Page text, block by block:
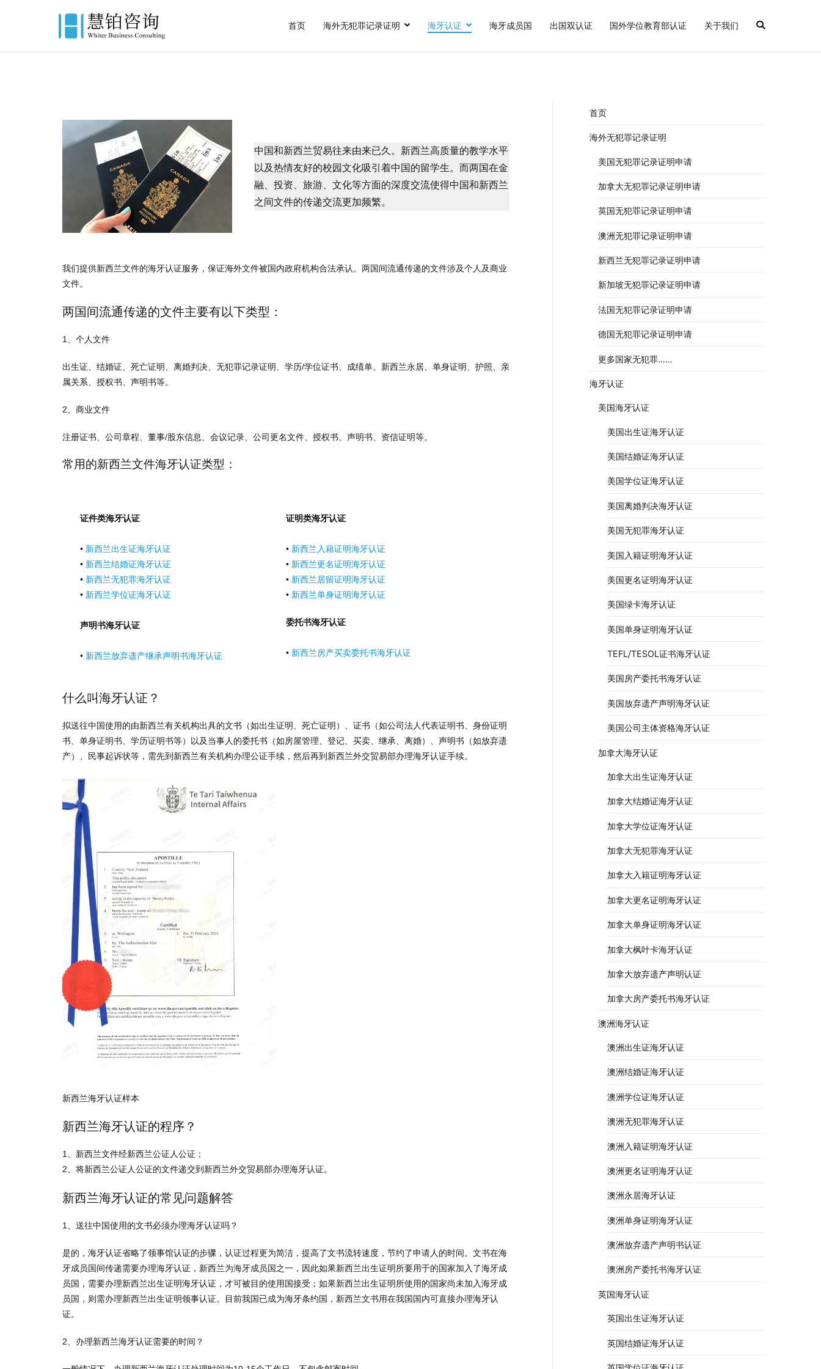
美国出生证认证,美国结婚证认证,FBI美国无犯罪记录证明,英国出生证公证,英国结婚证公证,英国无犯罪记录证明
首页 海外无犯罪记录证明 海牙认证 海牙成员国 出国双认证 国外学位教育部认证 关于我们
中国和新西兰贸易往来由来已久。新西兰高质量的教学水平
以及热情友好的校园文化吸引着中国的留学生。而两国在金
融、投资、旅游、文化等方面的深度交流使得中国和新西兰
之间文件的传递交流更加频繁。
我们提供新西兰文件的海牙认证服务，保证海外文件被国内政府机构合法承认。两国间流通传递的文件涉及个人及商业
文件。
两国间流通传递的文件主要有以下类型：
1、个人文件
出生证、结婚证、死亡证明、离婚判决、无犯罪记录证明、学历/学位证书、成绩单、新西兰永居、单身证明、护照、亲
属关系、授权书、声明书等。
2、商业文件
注册证书、公司章程、董事/股东信息、会议记录、公司更名文件、授权书、声明书、资信证明等。
常用的新西兰文件海牙认证类型：
证件类海牙认证
• 新西兰出生证海牙认证
• 新西兰结婚证海牙认证
• 新西兰无犯罪海牙认证
• 新西兰学位证海牙认证
声明书海牙认证
• 新西兰放弃遗产继承声明书海牙认证
证明类海牙认证
• 新西兰入籍证明海牙认证
• 新西兰更名证明海牙认证
• 新西兰居留证明海牙认证
• 新西兰单身证明海牙认证
委托书海牙认证
• 新西兰房产买卖委托书海牙认证
什么叫海牙认证？
拟送往中国使用的由新西兰有关机构出具的文书（如出生证明、死亡证明）、证书（如公司法人代表证明书、身份证明
书、单身证明书、学历证明书等）以及当事人的委托书（如房屋管理、登记、买卖、继承、离婚）、声明书（如放弃遗
产）、民事起诉状等，需先到新西兰有关机构办理公证手续，然后再到新西兰外交贸易部办理海牙认证手续。
新西兰海牙认证样本
新西兰海牙认证的程序？
1、新西兰文件经新西兰公证人公证；
2、将新西兰公证人公证的文件递交到新西兰外交贸易部办理海牙认证。
新西兰海牙认证的常见问题解答
1、送往中国使用的文书必须办理海牙认证吗？
是的，海牙认证省略了领事馆认证的步骤，认证过程更为简洁，提高了文书流转速度，节约了申请人的时间。文书在海
牙成员国间传递需要办理海牙认证，新西兰为海牙成员国之一，因此如果新西兰出生证明所要用于的国家加入了海牙成
员国，需要办理新西兰出生证明海牙认证，才可被目的使用国接受；如果新西兰出生证明所使用的国家尚未加入海牙成
员国，则需办理新西兰出生证明领事认证。目前我国已成为海牙条约国，新西兰文书用在我国国内可直接办理海牙认
证。
2、办理新西兰海牙认证需要的时间？
首页
海外无犯罪记录证明
美国无犯罪记录证明申请
加拿大无犯罪记录证明申请
英国无犯罪记录证明申请
澳洲无犯罪记录证明申请
新西兰无犯罪记录证明申请
新加坡无犯罪记录证明申请
法国无犯罪记录证明申请
德国无犯罪记录证明申请
更多国家无犯罪……
海牙认证
美国海牙认证
美国出生证海牙认证
美国结婚证海牙认证
美国学位证海牙认证
美国离婚判决海牙认证
美国无犯罪海牙认证
美国入籍证明海牙认证
美国更名证明海牙认证
美国绿卡海牙认证
美国单身证明海牙认证
TEFL/TESOL证书海牙认证
美国房产委托书海牙认证
美国放弃遗产声明海牙认证
美国公司主体资格海牙认证
加拿大海牙认证
加拿大出生证海牙认证
加拿大结婚证海牙认证
加拿大学位证海牙认证
加拿大无犯罪海牙认证
加拿大入籍证明海牙认证
加拿大更名证明海牙认证
加拿大单身证明海牙认证
加拿大枫叶卡海牙认证
加拿大放弃遗产声明认证
加拿大房产委托书海牙认证
澳洲海牙认证
澳洲出生证海牙认证
澳洲结婚证海牙认证
澳洲学位证海牙认证
澳洲无犯罪海牙认证
澳洲入籍证明海牙认证
澳洲更名证明海牙认证
澳洲永居海牙认证
澳洲单身证明海牙认证
澳洲放弃遗产声明书认证
澳洲房产委托书海牙认证
英国海牙认证
英国出生证海牙认证
英国结婚证海牙认证